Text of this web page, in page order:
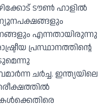
ടൗൺ ഹാളിൽ
എന്നതായിരുന്നു
പ്രസ്ഥാനത്തിൻ്റെ
ചർച്ച. ഇന്ത്യയിലെ